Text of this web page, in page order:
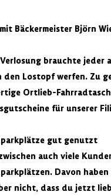
Bäckermeister Björn
brauchte jeder
den Lostopf werfen. Zu
Ortlieb-
für unserer
gut genutzt
auch viele
Davon
nicht, dass du jetzt